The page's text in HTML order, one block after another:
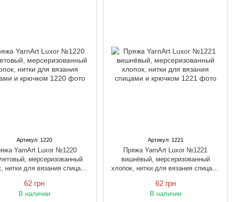
Артикул: 1220
YarnArt Luxor №1220
мерсеризованный
нитки для вязания спицами
62 грн
В наличии
Артикул: 1221
Пряжа YarnArt Luxor №1221
вишнёвый, мерсеризованный
хлопок, нитки для вязания спицами
62 грн
В наличии